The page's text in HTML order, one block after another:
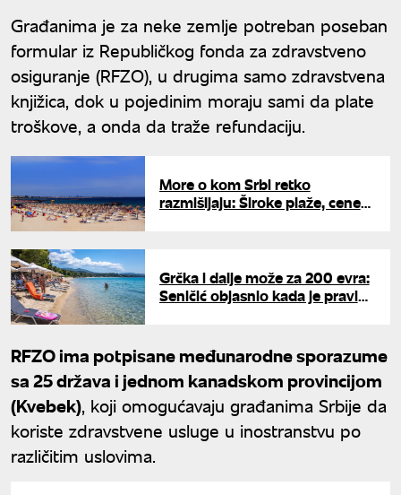
Građanima je za neke zemlje potreban poseban
formular iz Republičkog fonda za zdravstveno
osiguranje (RFZO), u drugima samo zdravstvena
knjižica, dok u pojedinim moraju sami da plate
troškove, a onda da traže refundaciju.
More o kom Srbi retko
razmišljaju: Široke plaže, cene
Grčka i dalje može za 200 evra:
Seničić objasnio kada je pravi
RFZO ima potpisane međunarodne sporazume
sa 25 država i jednom kanadskom provincijom
(Kvebek), koji omogućavaju građanima Srbije da
koriste zdravstvene usluge u inostranstvu po
različitim uslovima.